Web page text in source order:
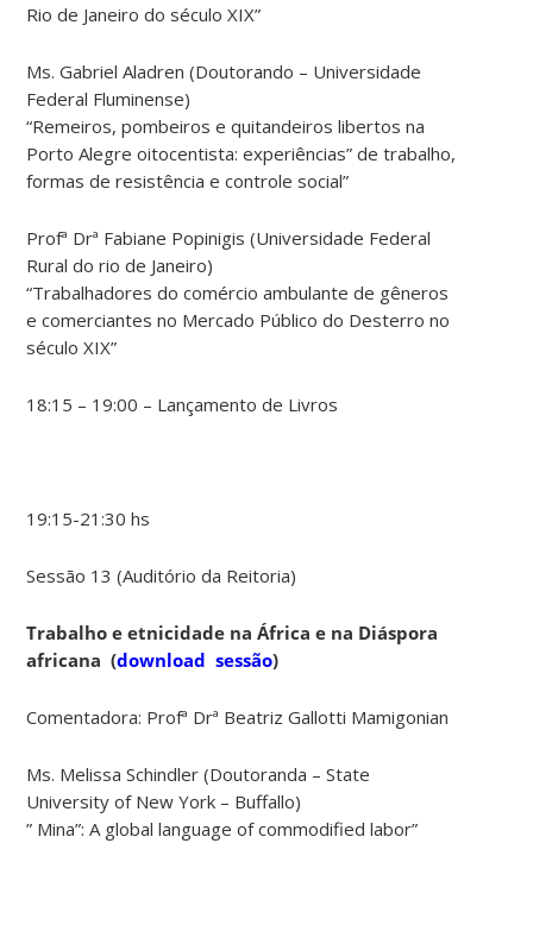
Rio de Janeiro do século XIX”
Ms. Gabriel Aladren (Doutorando – Universidade
Federal Fluminense)
“Remeiros, pombeiros e quitandeiros libertos na
Porto Alegre oitocentista: experiências” de trabalho,
formas de resistência e controle social”
Profª Drª Fabiane Popinigis (Universidade Federal
Rural do rio de Janeiro)
“Trabalhadores do comércio ambulante de gêneros
e comerciantes no Mercado Público do Desterro no
século XIX”
18:15 – 19:00 – Lançamento de Livros
19:15-21:30 hs
Sessão 13 (Auditório da Reitoria)
Trabalho e etnicidade na África e na Diáspora
africana(download sessão)
Comentadora: Profª Drª Beatriz Gallotti Mamigonian
Ms. Melissa Schindler (Doutoranda – State
University of New York – Buffallo)
” Mina”: A global language of commodified labor”